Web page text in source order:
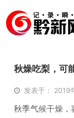
秋燥吃梨，可
发表于： 2019
秋季气候干燥，